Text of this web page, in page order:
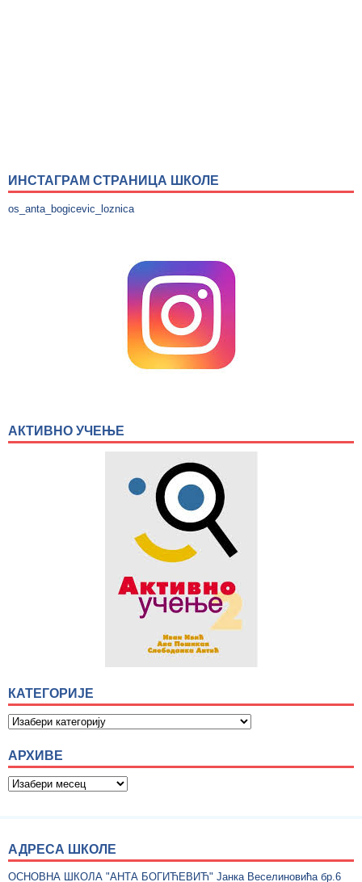
ИНСТАГРАМ СТРАНИЦА ШКОЛЕ
os_anta_bogicevic_loznica
АКТИВНО УЧЕЊЕ
КАТЕГОРИЈЕ
АРХИВЕ
АДРЕСА ШКОЛЕ
ОСНОВНА ШКОЛА "АНТА БОГИЋЕВИЋ" Јанка Веселиновића бр.6